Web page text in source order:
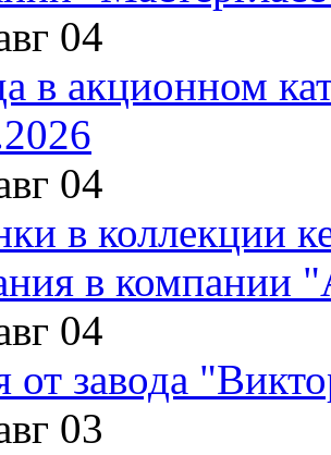
04
в акционном
04
в коллекции
в компании
04
от завода
03